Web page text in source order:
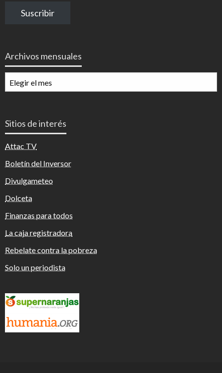
electrónico
Suscribir
Archivos mensuales
mensuales
Sitios de interés
Attac TV
Boletín del Inversor
Divulgameteo
Dolceta
Finanzas para todos
La caja registradora
Rebelate contra la pobreza
Solo un periodista